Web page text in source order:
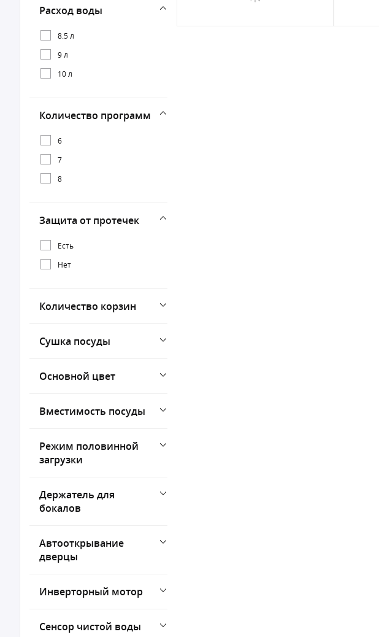
Расход воды
8.5 л
9 л
10 л
Количество программ
6
7
8
Защита от протечек
Есть
Нет
Количество корзин
Сушка посуды
Основной цвет
Вместимость посуды
Режим половинной
загрузки
Держатель для
бокалов
Автооткрывание
дверцы
Инверторный мотор
Сенсор чистой воды